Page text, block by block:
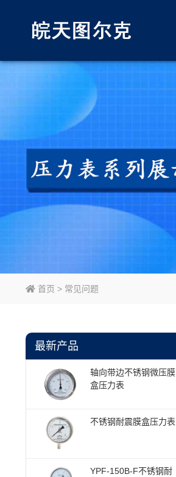
首页 > 常见问题
最新产品
轴向带边不锈钢微压膜
盒压力表
不锈钢耐震膜盒压力表
YPF-150B-F不锈钢耐